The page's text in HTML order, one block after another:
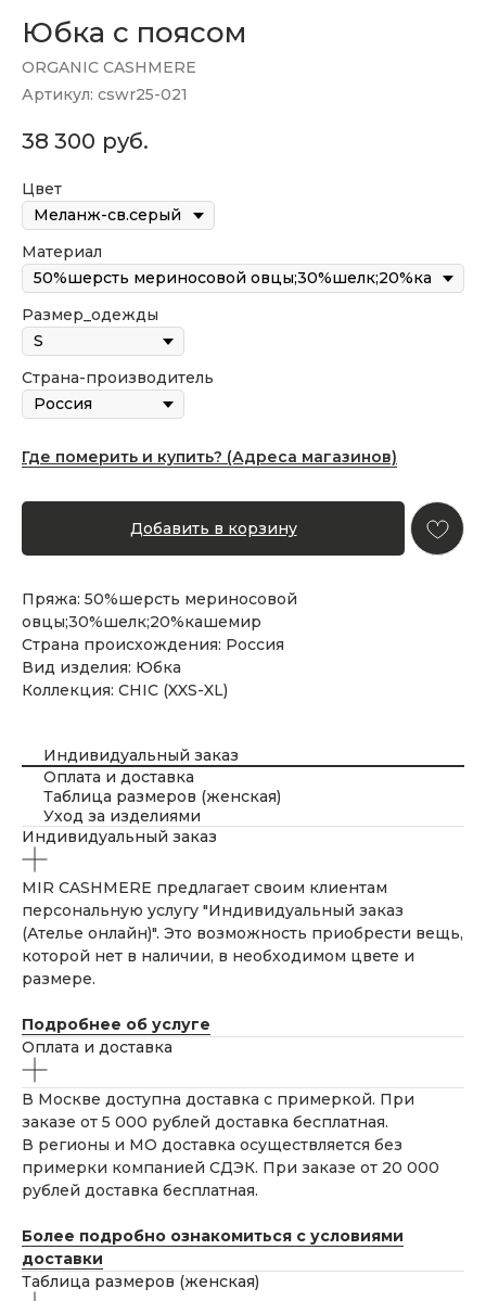
Юбка с поясом
ORGANIC CASHMERE
Артикул: cswr25-021
38 300 руб.
Цвет
Материал
Размер_одежды
Страна-производитель
Где померить и купить? (Адреса магазинов)
Добавить в корзину
Пряжа: 50%шерсть мериносовой
овцы;30%шелк;20%кашемир
Страна происхождения: Россия
Вид изделия: Юбка
Коллекция: CHIC (XXS-XL)
Индивидуальный заказ
Оплата и доставка
Таблица размеров (женская)
Уход за изделиями
Индивидуальный заказ
MIR CASHMERE предлагает своим клиентам
персональную услугу "Индивидуальный заказ
(Ателье онлайн)". Это возможность приобрести вещь,
которой нет в наличии, в необходимом цвете и
размере.
Подробнее об услуге
Оплата и доставка
В Москве доступна доставка с примеркой. При
заказе от 5 000 рублей доставка бесплатная.
В регионы и МО доставка осуществляется без
примерки компанией СДЭК. При заказе от 20 000
рублей доставка бесплатная.
Более подробно ознакомиться с условиями
доставки
Таблица размеров (женская)